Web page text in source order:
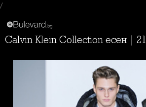
/
Calvin Klein Collection есен | 21